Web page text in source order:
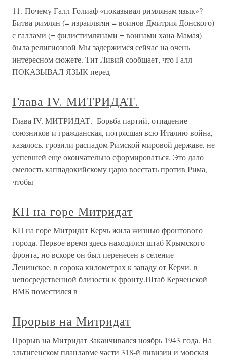
11. Почему Галл-Голиаф «показывал римлянам язык»?
Битва римлян (= израильтян = воинов Дмитрия Донского)
с галлами (= филистимлянами = воинами хана Мамая)
была религиозной Мы задержимся сейчас на очень
интересном сюжете. Тит Ливий сообщает, что Галл
ПОКАЗЫВАЛ ЯЗЫК перед
Глава IV. МИТРИДАТ.
Глава IV. МИТРИДАТ. Борьба партий, отпадение
союзников и гражданская, потрясшая всю Италию война,
казалось, грозили распадом Римской мировой державе, не
успевшей еще окончательно сформироваться. Это дало
смелость каппадокийскому царю восстать против Рима,
чтобы
КП на горе Митридат
КП на горе Митридат Керчь жила жизнью фронтового
города. Первое время здесь находился штаб Крымского
фронта, но вскоре он был перенесен в селение
Ленинское, в сорока километрах к западу от Керчи, в
непосредственной близости к фронту.Штаб Керченской
ВМБ поместился в
Прорыв на Митридат
Прорыв на Митридат Заканчивался ноябрь 1943 года. На
эльтигенском плацдарме части 318-й дивизии и морская